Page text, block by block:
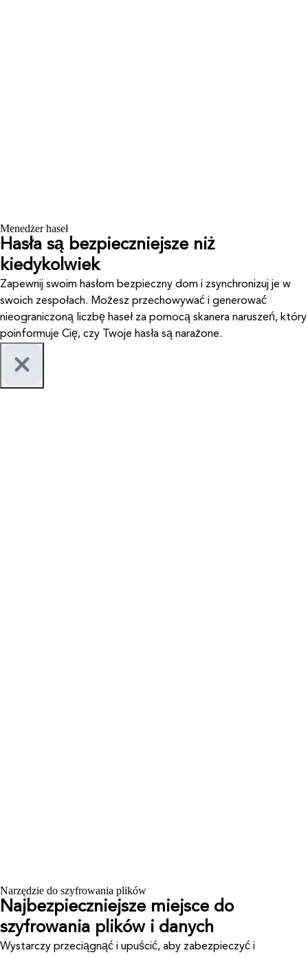
Menedżer haseł
Hasła są bezpieczniejsze niż
kiedykolwiek
Zapewnij swoim hasłom bezpieczny dom i zsynchronizuj je w
swoich zespołach. Możesz przechowywać i generować
nieograniczoną liczbę haseł za pomocą skanera naruszeń, który
poinformuje Cię, czy Twoje hasła są narażone.
Narzędzie do szyfrowania plików
Najbezpieczniejsze miejsce do
szyfrowania plików i danych
Wystarczy przeciągnąć i upuścić, aby zabezpieczyć i